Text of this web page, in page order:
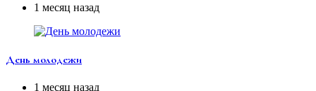
1 месяц назад
День молодежи
1 месяц назад